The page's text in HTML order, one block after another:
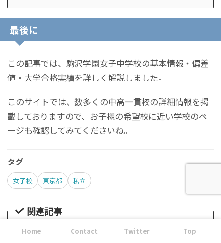
最後に
この記事では、駒沢学園女子中学校の基本情報・偏差
値・大学合格実績を詳しく解説しました。
このサイトでは、数多くの中高一貫校の詳細情報を掲
載しておりますので、お子様の希望校に近い学校のペ
ージも確認してみてくださいね。
タグ
女子校 東京都 私立
関連記事
>>中高一貫校 大学合格実績比較・検索ツ
Home Contact Twitter Top